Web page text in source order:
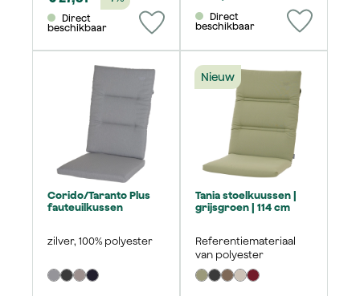
beschikbaar
beschikbaar
Corido/Taranto Plus
fauteuilkussen
zilver, 100% polyester
Nieuw
Tania stoelkuussen |
grijsgroen | 114 cm
Referentiemateriaal
van polyester